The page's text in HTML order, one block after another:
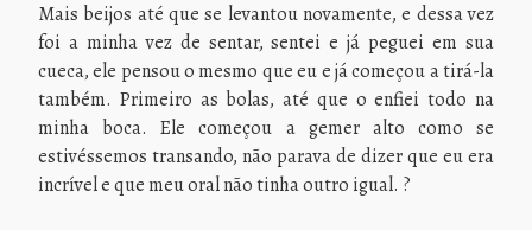
Mais beijos até que se levantou novamente, e dessa vez
foi a minha vez de sentar, sentei e já peguei em sua
cueca, ele pensou o mesmo que eu e já começou a tirá-la
também. Primeiro as bolas, até que o enfiei todo na
minha boca. Ele começou a gemer alto como se
estivéssemos transando, não parava de dizer que eu era
incrível e que meu oral não tinha outro igual. ?